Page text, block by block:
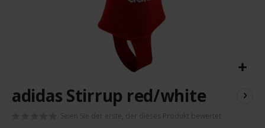
Anfang
der
adidas Stirrup red/white
Seien Sie der erste, der dieses Produkt bewertet